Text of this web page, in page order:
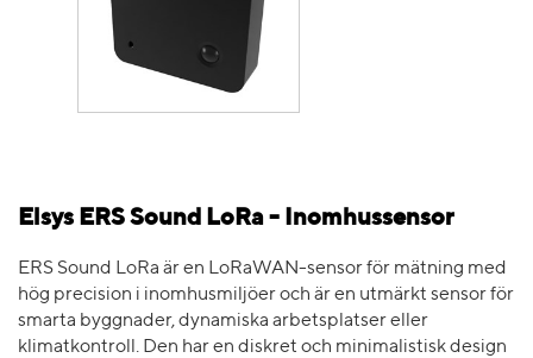
Elsys ERS Sound LoRa - Inomhussensor
ERS Sound LoRa är en LoRaWAN-sensor för mätning med
hög precision i inomhusmiljöer och är en utmärkt sensor för
smarta byggnader, dynamiska arbetsplatser eller
klimatkontroll. Den har en diskret och minimalistisk design